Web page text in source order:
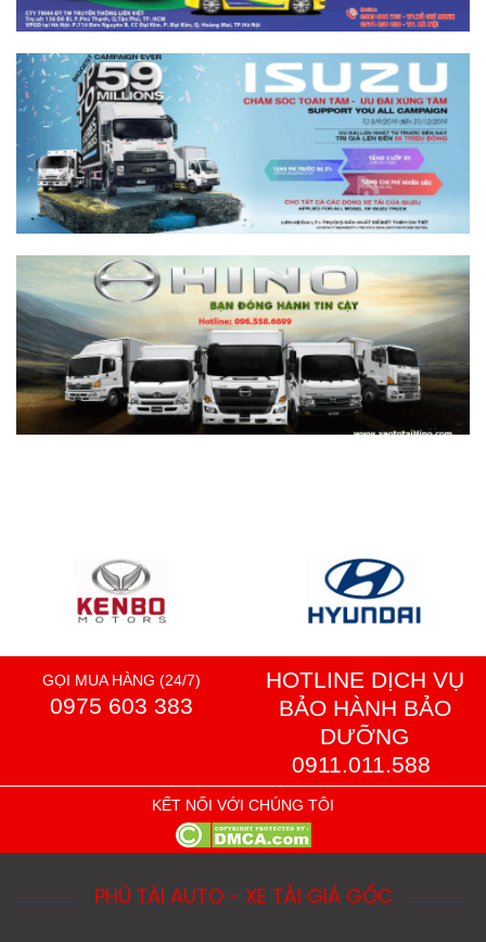
GỌI MUA HÀNG (24/7)
0975 603 383
HOTLINE DỊCH VỤ
BẢO HÀNH BẢO
DƯỠNG
0911.011.588
KẾT NỐI VỚI CHÚNG TÔI
PHÚ TÀI AUTO - XE TẢI GIÁ GỐC